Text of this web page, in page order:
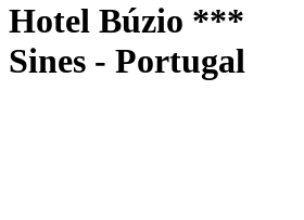
Hotel Búzio ***
Sines - Portugal